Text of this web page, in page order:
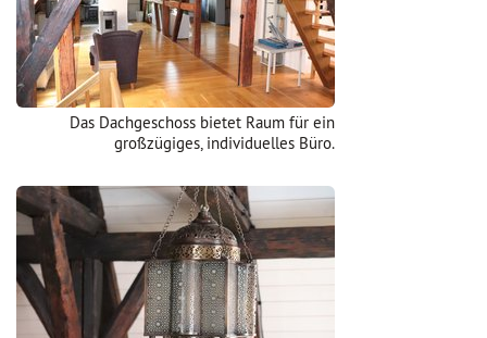
Das Dachgeschoss bietet Raum für ein
großzügiges, individuelles Büro.